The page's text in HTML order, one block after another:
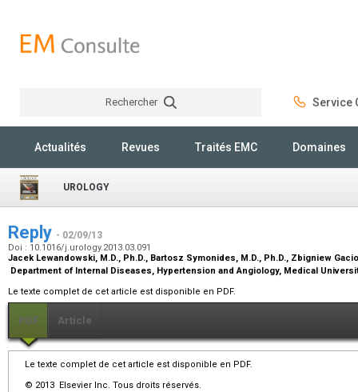
Rechercher Service
Actualités Revues Traités EMC Domaines
UROLOGY
Reply - 02/09/13
Doi : 10.1016/j.urology.2013.03.091
Jacek Lewandowski, M.D., Ph.D., Bartosz Symonides, M.D., Ph.D., Zbigniew
Department of Internal Diseases, Hypertension and Angiology, Medical
Le texte complet de cet article est disponible en PDF.
PDF Article
Le texte complet de cet article est disponible en PDF.
© 2013 Elsevier Inc. Tous droits réservés.